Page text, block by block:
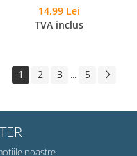
Alb, 750 ml
14,99 Lei
TVA inclus
1 2 3 ... 5
noastre